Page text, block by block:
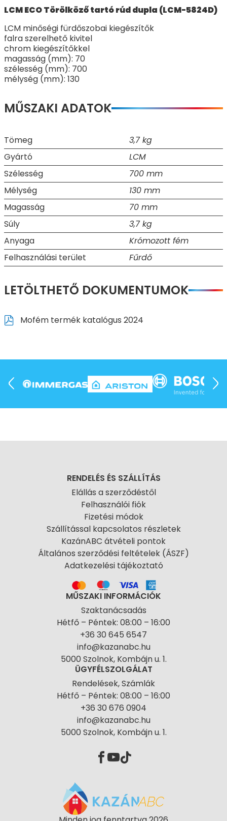
LCM ECO Törölköző tartó rúd dupla (LCM-5824D)
LCM minőségi fürdőszobai kiegészítők
falra szerelhető kivitel
chrom kiegészítőkkel
magasság (mm): 70
szélesség (mm): 700
mélység (mm): 130
MŰSZAKI ADATOK
Tömeg
3,7 kg
Gyártó
LCM
Szélesség
700 mm
Mélység
130 mm
Magasság
70 mm
Súly
3,7 kg
Anyaga
Krómozott fém
Felhasználási terület
Fűrdő
LETÖLTHETŐ DOKUMENTUMOK
Mofém termék katalógus 2024
RENDELÉS ÉS SZÁLLÍTÁS
Elállás a szerződéstől
Felhasználói fiók
Fizetési módok
Szállítással kapcsolatos részletek
KazánABC átvételi pontok
Általános szerződési feltételek (ÁSZF)
Adatkezelési tájékoztató
MŰSZAKI INFORMÁCIÓK
Szaktanácsadás
Hétfő – Péntek: 08:00 – 16:00
+36 30 645 6547
info@kazanabc.hu
5000 Szolnok, Kombájn u. 1.
ÜGYFÉLSZOLGÁLAT
Rendelések, Számlák
Hétfő – Péntek: 08:00 – 16:00
+36 30 676 0904
info@kazanabc.hu
5000 Szolnok, Kombájn u. 1.